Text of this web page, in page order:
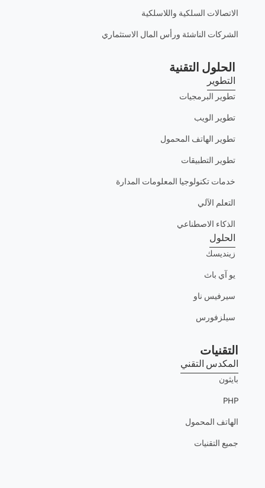
الاتصالات السلكية واللاسلكية
الشركات الناشئة ورأس المال الاستثماري
الحلول التقنية
التطوير
تطوير البرمجيات
تطوير الويب
تطوير الهاتف المحمول
تطوير التطبيقات
خدمات تكنولوجيا المعلومات المدارة
التعلم الآلي
الذكاء الاصطناعي
الحلول
زينديسك
يو آي باث
سيرفيس ناو
سيلزفورس
التقنيات
المكدس التقني
بايثون
PHP
الهاتف المحمول
جميع التقنيات